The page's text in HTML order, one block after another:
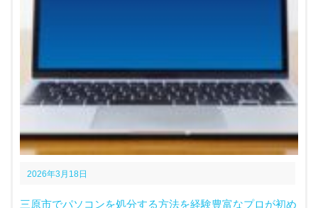
2026年3月18日
三原市でパソコンを処分する方法を経験豊富なプロが初め